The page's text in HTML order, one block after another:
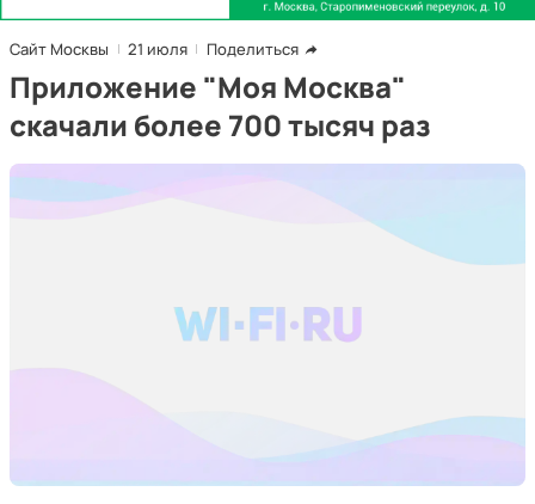
Сайт Москвы 21 июля Поделиться
Приложение "Моя Москва"
скачали более 700 тысяч раз